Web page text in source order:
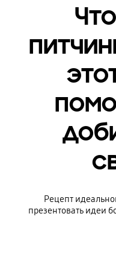
Рецепт
презентовать идеи